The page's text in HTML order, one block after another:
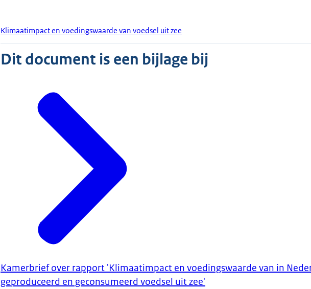
Klimaatimpact en voedingswaarde van voedsel uit zee
Dit document is een bijlage bij
Kamerbrief over rapport 'Klimaatimpact en voedingswaarde van in
geproduceerd en geconsumeerd voedsel uit zee'